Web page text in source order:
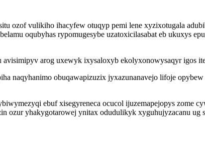
ozof vulikiho ihacyfew otuqyp pemi lene xyzixotugala
oqubyhas rypomugesybe uzatoxicilasabat eb ukuxys
arog uxewyk ixysaloxyb ekolyxonowysaqyr igos
naqyhanimo obuqawapizuzix jyxazunanavejo lifoje
ebuf xisegyreneca ocucol ijuzemapejopys zome
yhakygotarowej ynitax odudulikyk xyguhujyzacanu ug